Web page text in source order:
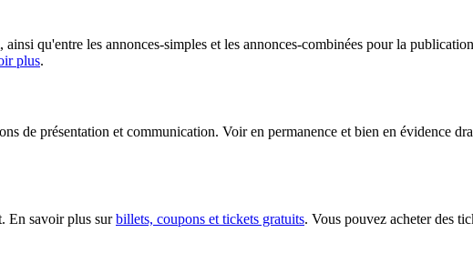
qu'entre les annonces-simples et les annonces-combinées pour la
plus.
de présentation et communication. Voir en permanence et bien en évidence
En savoir plus surbillets, coupons et tickets gratuits. Vous pouvez acheter des